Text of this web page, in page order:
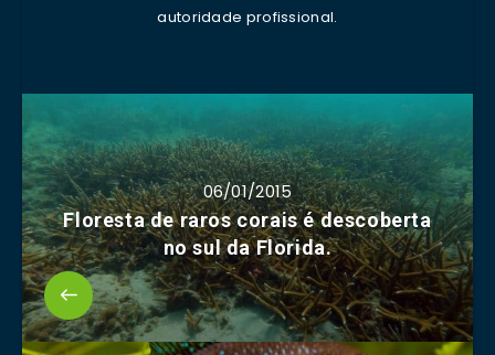
autoridade profissional.
06/01/2015
Floresta de raros corais é descoberta
no sul da Florida.